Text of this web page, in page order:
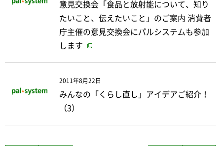
意見交換会「食品と放射能について、知り
たいこと、伝えたいこと」のご案内 消費者
庁主催の意見交換会にパルシステムも参加
します
2011年8月22日
みんなの「くらし直し」アイデアご紹介！
（3）